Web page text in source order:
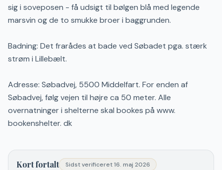
sig i soveposen - få udsigt til bølgen blå med legende
marsvin og de to smukke broer i baggrunden.
Badning: Det frarådes at bade ved Søbadet pga. stærk
strøm i Lillebælt.
Adresse: Søbadvej, 5500 Middelfart. For enden af
Søbadvej, følg vejen til højre ca 50 meter. Alle
overnatninger i shelterne skal bookes på www.
bookenshelter. dk
Kort fortalt Sidst verificeret16. maj 2026